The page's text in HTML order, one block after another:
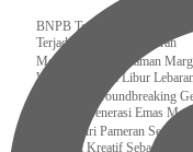
BNPB Terus Memantau
Terjadi di Beberapa Daerah
Menpar Pastikan Taman
Wisatawan Saat Libur
Resmikan Groundbreaking
Ciptakan Generasi Emas
Menghadiri Pameran Seni
Ekonomi Kreatif Sebagai